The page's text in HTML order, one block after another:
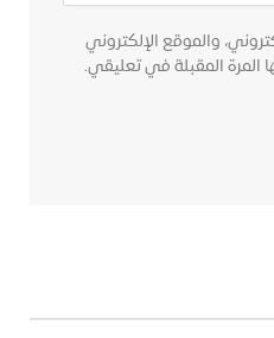
والموقع الإلكتروني
المقبلة في تعليقي.